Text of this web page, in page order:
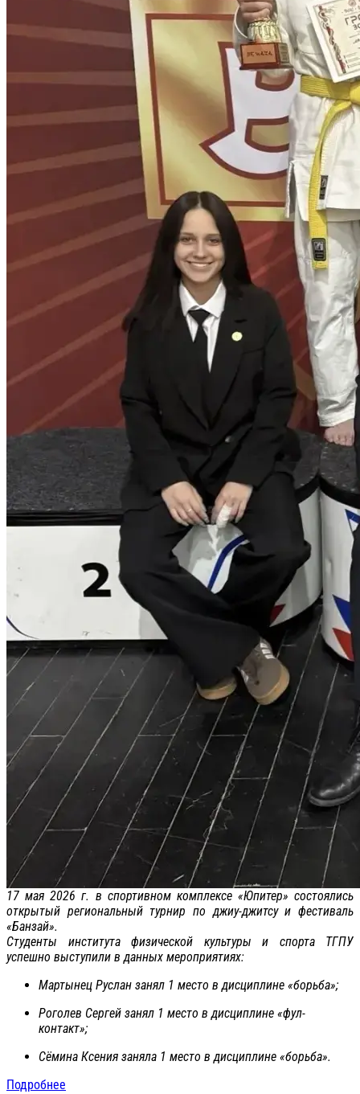
17 мая 2026 г. в спортивном комплексе «Юпитер» состоялись
открытый региональный турнир по джиу-джитсу и фестиваль
«Банзай».
Студенты института физической культуры и спорта ТГПУ
успешно выступили в данных мероприятиях:
Мартынец Руслан занял 1 место в дисциплине «борьба»;
Роголев Сергей занял 1 место в дисциплине «фул-
контакт»;
Сёмина Ксения заняла 1 место в дисциплине «борьба».
Подробнее